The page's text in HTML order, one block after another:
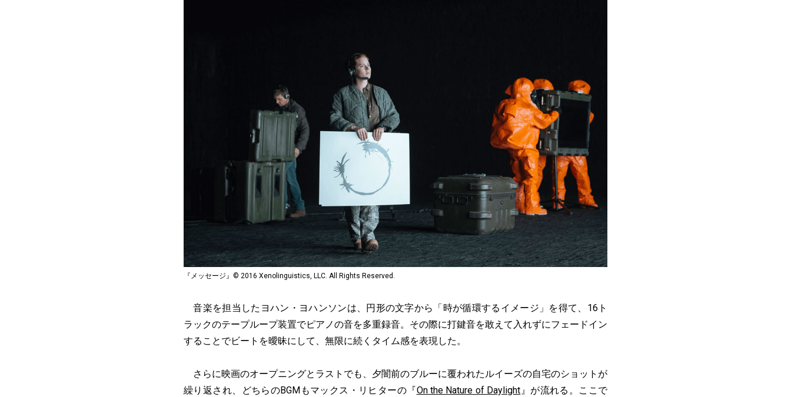
『メッセージ』© 2016 Xenolinguistics, LLC. All Rights Reserved.
音楽を担当したヨハン・ヨハンソンは、円形の文字から「時が循環するイメージ」を得て、16ト
ラックのテープループ装置でピアノの音を多重録音。その際に打鍵音を敢えて入れずにフェードイン
することでビートを曖昧にして、無限に続くタイム感を表現した。
さらに映画のオープニングとラストでも、夕闇前のブルーに覆われたルイーズの自宅のショットが
繰り返され、どちらのBGMもマックス・リヒターの『On the Nature of Daylight』が流れる。ここで